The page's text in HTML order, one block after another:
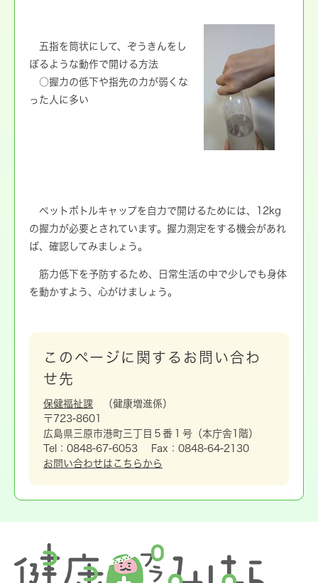
五指を筒状にして、ぞうきんをし
ぼるような動作で開ける方法
○握力の低下や指先の力が弱くな
った人に多い
ペットボトルキャップを自力で開けるためには、12kg
の握力が必要とされています。握力測定をする機会があれ
ば、確認してみましょう。
筋力低下を予防するため、日常生活の中で少しでも身体
を動かすよう、心がけましょう。
このページに関するお問い合わ
せ先
保健福祉課
健康増進係
〒723-8601
広島県三原市港町三丁目５番１号（本庁舎1階）
Tel：0848-67-6053
Fax：0848-64-2130
お問い合わせはこちらから